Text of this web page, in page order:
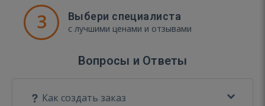
3 Выбери специалиста
с лучшими ценами и отзывами
Вопросы и Ответы
Как создать заказ